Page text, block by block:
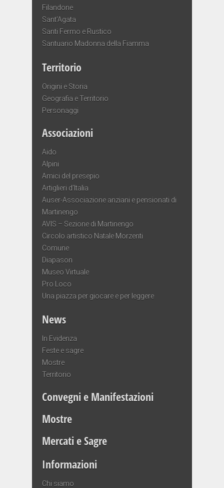
Filandone
Sant’Agata
Santi Fermo e Rustico
Santuario Madonna della Fiamma
Territorio
Origini e Storia
Geografia e Territorio
Personaggi
Associazioni
Aido
Alpini
Amici del presepio
Artiglieri d’Italia
Auser-Associazione anziani e pensionati di
Martinengo
AVIS – Sezione di Martinengo
Circolo artistico Natale Morzenti
Comune
Diapason
Museo Virtuale
Pro Loco
Una piazza per giocare e per leggere
News
In Evidenza
Feste e sagre
Mostre
Territorio
Convegni e Manifestazioni
Mostre
Mercati e Sagre
Informazioni
Chi siamo